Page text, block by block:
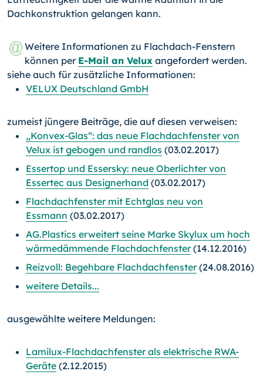
Dachkonstruktion gelangen kann.
Weitere Informationen zu Flachdach-Fenstern
können per E-Mail an Velux angefordert werden.
siehe auch für zusätzliche Informationen:
VELUX Deutschland GmbH
zumeist jüngere Beiträge, die auf diesen verweisen:
„Konvex-Glas“: das neue Flachdachfenster von
Velux ist gebogen und randlos (03.02.2017)
Essertop und Essersky: neue Oberlichter von
Essertec aus Designerhand (03.02.2017)
Flachdachfenster mit Echtglas neu von
Essmann (03.02.2017)
AG.Plastics erweitert seine Marke Skylux um hoch
wärmedämmende Flachdachfenster(14.12.2016)
Reizvoll: Begehbare Flachdachfenster(24.08.2016)
weitere Details...
ausgewählte weitere Meldungen:
Lamilux-Flachdachfenster als elektrische RWA-
Geräte (2.12.2015)